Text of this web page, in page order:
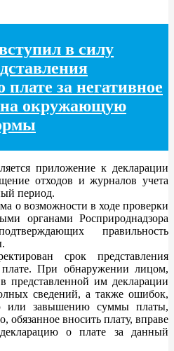
в силу
плате за негативное
на окружающую
приложение к декларации
отходов и журналов учета
период.
о возможности в ходе проверки
органами Росприроднадзора
правильность
срок представления
При обнаружении лицом,
представленной им декларации
сведений, а также ошибок,
или завышению суммы платы,
вносить плату, вправе
о плате за данный